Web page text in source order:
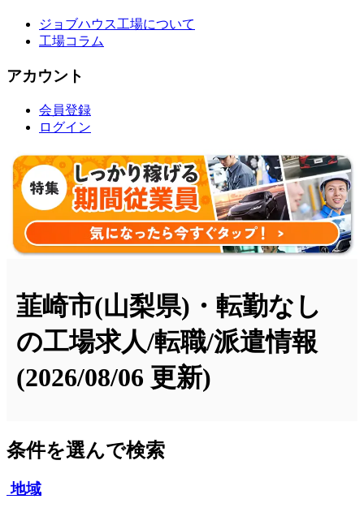
ジョブハウス工場について
工場コラム
アカウント
会員登録
ログイン
韮崎市(山梨県)・転勤なし
の工場求人/転職/派遣情報
(2026/08/06 更新)
条件を選んで検索
地域